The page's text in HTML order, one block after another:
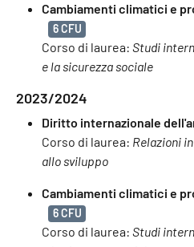
Cambiamenti climatici e
6 CFU
Corso di laurea: Studi
e la sicurezza sociale
2023/2024
Diritto internazionale
Corso di laurea: Relazioni
allo sviluppo
Cambiamenti climatici e
6 CFU
Corso di laurea: Studi